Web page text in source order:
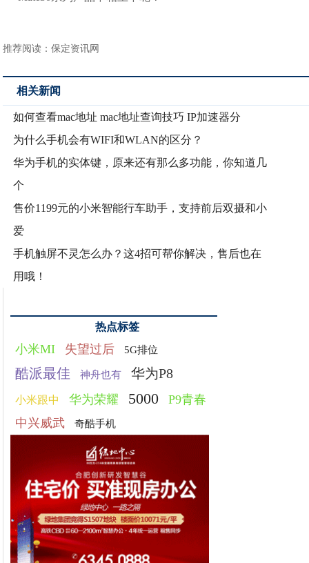
推荐阅读：保定资讯网
相关新闻
如何查看mac地址 mac地址查询技巧 IP加速器分
为什么手机会有WIFI和WLAN的区分？
华为手机的实体键，原来还有那么多功能，你知道几
个
售价1199元的小米智能行车助手，支持前后双摄和小
爱
手机触屏不灵怎么办？这4招可帮你解决，售后也在
用哦！
热点标签
小米MI 失望过后 5G排位
酷派最佳 神舟也有 华为P8
小米跟中 华为荣耀 5000
P9青春
中兴威武
奇酷手机